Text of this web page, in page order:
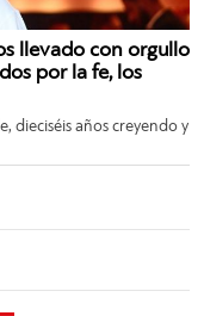
llevado con orgullo
por la fe, los
dieciséis años creyendo y